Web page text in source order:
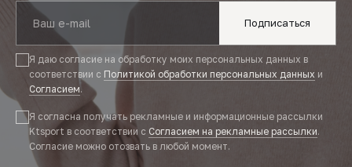
Подписаться
Я даю согласие на обработку моих персональных данных в
соответствии с Политикой обработки персональных данных и
Согласием.
Я согласна получать рекламные и информационные рассылки
Ktsport в соответствии с Согласием на рекламные рассылки.
Согласие можно отозвать в любой момент.